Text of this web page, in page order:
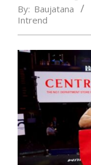
By: Baujatana
Intrend